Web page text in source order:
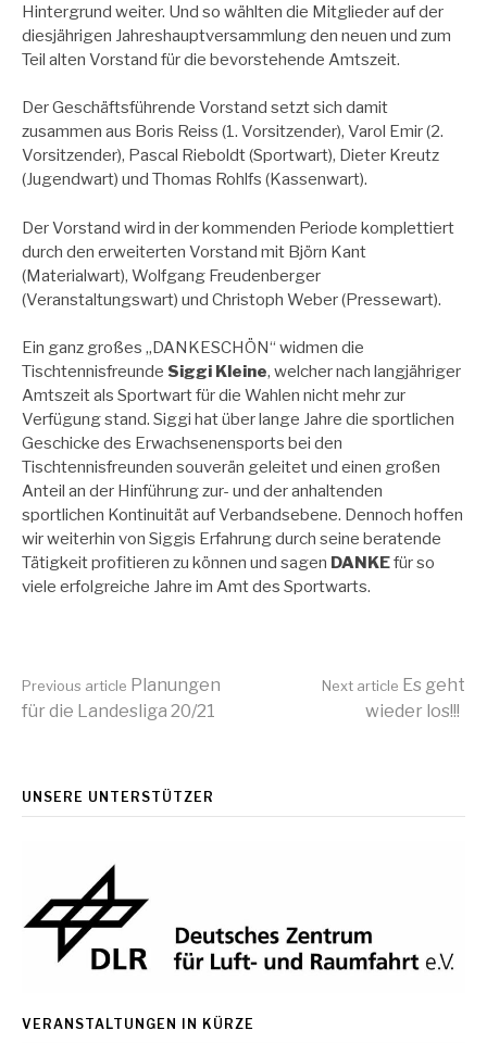
Hintergrund weiter. Und so wählten die Mitglieder auf der
diesjährigen Jahreshauptversammlung den neuen und zum
Teil alten Vorstand für die bevorstehende Amtszeit.
Der Geschäftsführende Vorstand setzt sich damit
zusammen aus Boris Reiss (1. Vorsitzender), Varol Emir (2.
Vorsitzender), Pascal Rieboldt (Sportwart), Dieter Kreutz
(Jugendwart) und Thomas Rohlfs (Kassenwart).
Der Vorstand wird in der kommenden Periode komplettiert
durch den erweiterten Vorstand mit Björn Kant
(Materialwart), Wolfgang Freudenberger
(Veranstaltungswart) und Christoph Weber (Pressewart).
Ein ganz großes „DANKESCHÖN“ widmen die
Tischtennisfreunde Siggi Kleine, welcher nach langjähriger
Amtszeit als Sportwart für die Wahlen nicht mehr zur
Verfügung stand. Siggi hat über lange Jahre die sportlichen
Geschicke des Erwachsenensports bei den
Tischtennisfreunden souverän geleitet und einen großen
Anteil an der Hinführung zur- und der anhaltenden
sportlichen Kontinuität auf Verbandsebene. Dennoch hoffen
wir weiterhin von Siggis Erfahrung durch seine beratende
Tätigkeit profitieren zu können und sagen DANKEfür so
viele erfolgreiche Jahre im Amt des Sportwarts.
Continue
Reading
Previous article Planungen
für die Landesliga 20/21
Next article Es geht
wieder los!!!
UNSERE UNTERSTÜTZER
VERANSTALTUNGEN IN KÜRZE